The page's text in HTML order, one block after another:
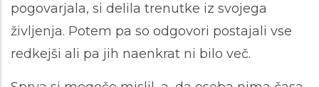
pogovarjala, si delila trenutke iz svojega
življenja. Potem pa so odgovori postajali vse
redkejši ali pa jih naenkrat ni bilo več.